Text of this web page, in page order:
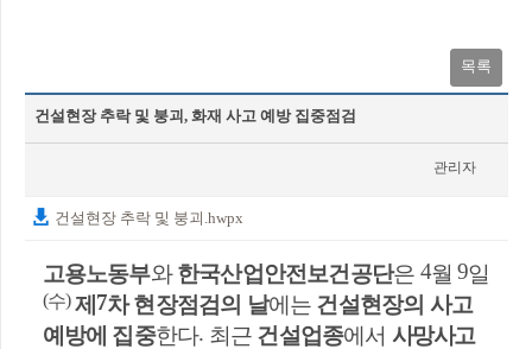
목록
건설현장 추락 및 붕괴, 화재 사고 예방 집중점검
관리자
건설현장 추락 및 붕괴.hwpx
고용노동부와한국산업안전보건공단은 4월9일
(수)제 7차 현장점검의 날에는 건설현장의 사고
예방에 집중한다. 최근 건설업종에서 사망사고